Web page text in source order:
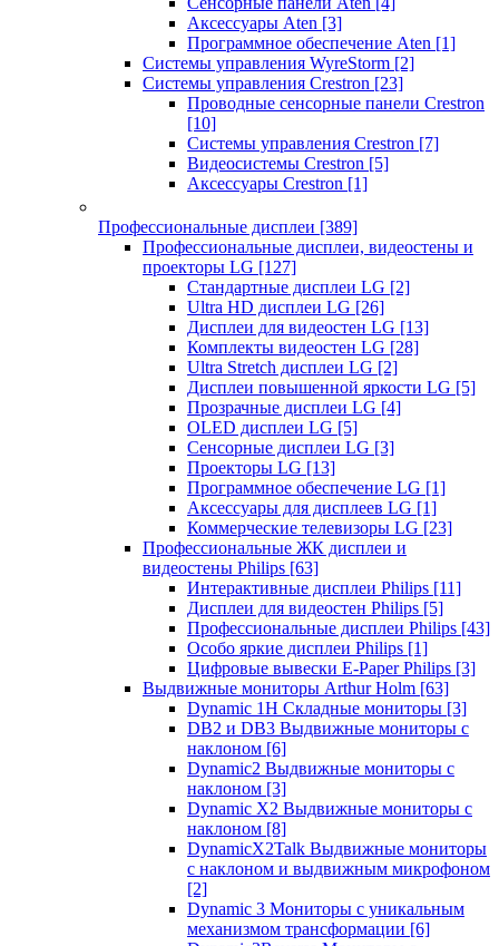
Аксессуары Aten [3]
Программное обеспечение Aten [1]
Системы управления WyreStorm [2]
Системы управления Crestron [23]
Проводные сенсорные панели Crestron
[10]
Системы управления Crestron [7]
Видеосистемы Crestron [5]
Аксессуары Crestron [1]
Профессиональные дисплеи [389]
Профессиональные дисплеи, видеостены и
проекторы LG [127]
Стандартные дисплеи LG [2]
Ultra HD дисплеи LG [26]
Дисплеи для видеостен LG [13]
Комплекты видеостен LG [28]
Ultra Stretch дисплеи LG [2]
Дисплеи повышенной яркости LG [5]
Прозрачные дисплеи LG [4]
OLED дисплеи LG [5]
Сенсорные дисплеи LG [3]
Проекторы LG [13]
Программное обеспечение LG [1]
Аксессуары для дисплеев LG [1]
Коммерческие телевизоры LG [23]
Профессиональные ЖК дисплеи и
видеостены Philips [63]
Интерактивные дисплеи Philips [11]
Дисплеи для видеостен Philips [5]
Профессиональные дисплеи Philips [43]
Особо яркие дисплеи Philips [1]
Цифровые вывески E-Paper Philips [3]
Выдвижные мониторы Arthur Holm [63]
Dynamic 1Н Складные мониторы [3]
DB2 и DB3 Выдвижные мониторы с
наклоном [6]
Dynamic2 Выдвижные мониторы с
наклоном [3]
Dynamic X2 Выдвижные мониторы с
наклоном [8]
DynamicX2Talk Выдвижные мониторы
с наклоном и выдвижным микрофоном
[2]
Dynamic 3 Мониторы с уникальным
механизмом трансформации [6]